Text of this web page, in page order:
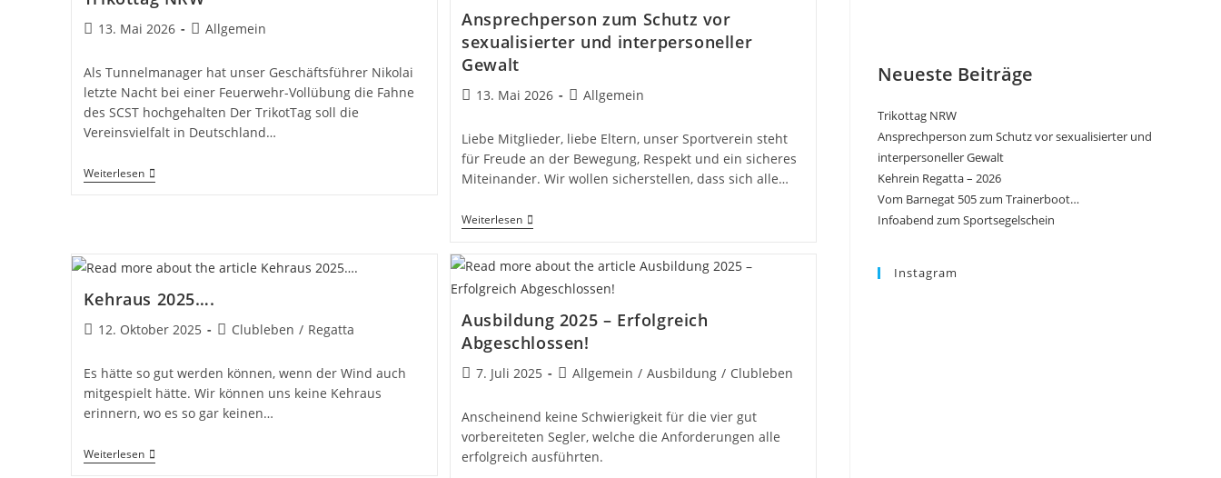
Beitrag
13. Mai 2026
Beitrags-
Allgemein
Als Tunnelmanager hat unser Geschäftsführer Nikolai
letzte Nacht bei einer Feuerwehr-Vollübung die Fahne
des SCST hochgehalten Der TrikotTag soll die
Vereinsvielfalt in Deutschland…
WeiterlesenTrikottag
NRW
Ansprechperson zum Schutz vor
sexualisierter und interpersoneller
Gewalt
Beitrag
13. Mai 2026
Beitrags-
Allgemein
Liebe Mitglieder, liebe Eltern, unser Sportverein steht
für Freude an der Bewegung, Respekt und ein sicheres
Miteinander. Wir wollen sicherstellen, dass sich alle…
WeiterlesenAnsprechperson
Zum
Vor
Und
Gewalt
Kehraus 2025….
Beitrag
12. Oktober 2025
Beitrags-
Clubleben / Regatta
Es hätte so gut werden können, wenn der Wind auch
mitgespielt hätte. Wir können uns keine Kehraus
erinnern, wo es so gar keinen…
WeiterlesenKehraus
2025….
Ausbildung 2025 – Erfolgreich
Abgeschlossen!
Beitrag
7. Juli 2025
Beitrags-
Allgemein / Ausbildung / Clubleben
Anscheinend keine Schwierigkeit für die vier gut
vorbereiteten Segler, welche die Anforderungen alle
erfolgreich ausführten.
Neueste Beiträge
Trikottag NRW
Ansprechperson zum Schutz vor sexualisierter und
interpersoneller Gewalt
Kehrein Regatta – 2026
Vom Barnegat 505 zum Trainerboot…
Infoabend zum Sportsegelschein
Instagram